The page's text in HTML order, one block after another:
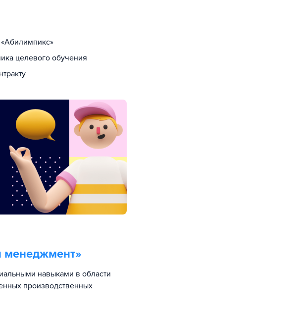
«Абилимпикс»
целевого обучения
менеджмент»
навыками в области
производственных